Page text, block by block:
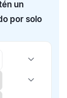
un
por solo